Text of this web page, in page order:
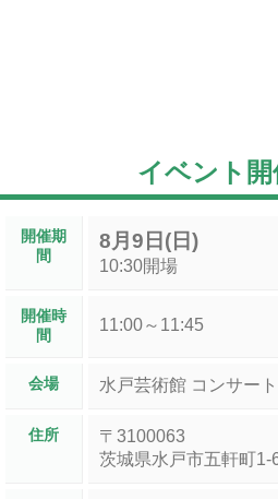
イベント開
開催期
間
8月9日(日)
10:30開場
開催時
間
11:00～11:45
会場 水戸芸術館 コンサー
住所
〒3100063
茨城県水戸市五軒町1-